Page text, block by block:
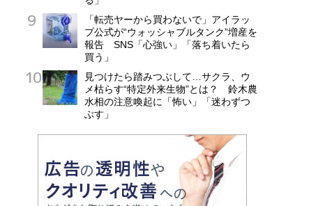
「転売ヤーから買わないで」アイラッ
プ公式が“ウォッシャブルタンク”増産を
報告 SNS「心強い」「落ち着いたら
買う」
見つけたら踏みつぶして…サクラ、ウ
メ枯らす“特定外来生物”とは？ 鈴木農
水相の注意喚起に「怖い」「迷わずつ
ぶす」